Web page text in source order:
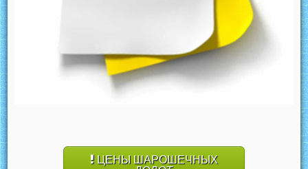
ЦЕНЫ ШАРОШЕЧНЫХ